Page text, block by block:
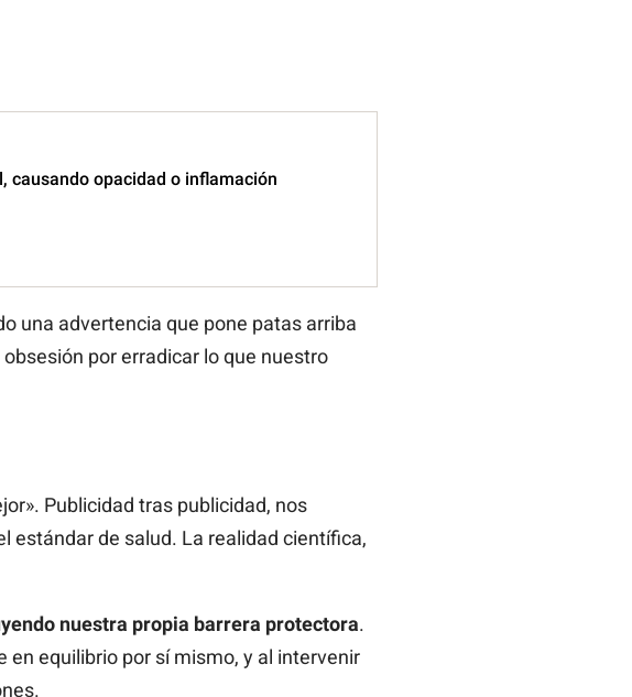
causando opacidad o inflamación
una advertencia que pone patas arriba
por erradicar lo que nuestro
Publicidad tras publicidad, nos
estándar de salud. La realidad científica,
nuestra propia barrera protectora.
equilibrio por sí mismo, y al intervenir